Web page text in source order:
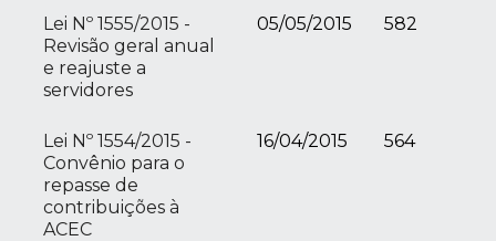
Lei Nº 1555/2015 -
Revisão geral anual
e reajuste a
servidores
05/05/2015 582
Lei Nº 1554/2015 -
Convênio para o
repasse de
contribuições à
ACEC
16/04/2015 564